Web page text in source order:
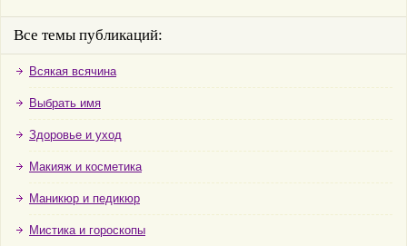
Все темы публикаций:
Всякая всячина
Выбрать имя
Здоровье и уход
Макияж и косметика
Маникюр и педикюр
Мистика и гороскопы